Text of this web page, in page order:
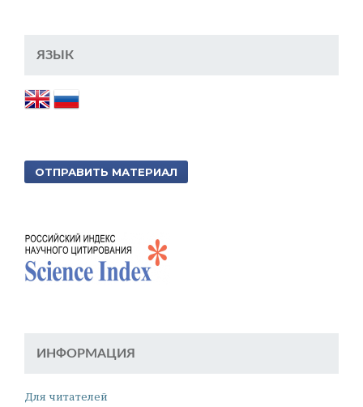
ЯЗЫК
ОТПРАВИТЬ МАТЕРИАЛ
ИНФОРМАЦИЯ
Для читателей